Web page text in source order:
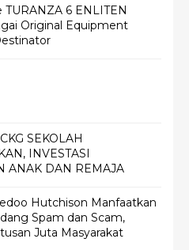
6 ENLITEN
Original Equipment
SEKOLAH
INVESTASI
ANAK DAN REMAJA
Hutchison Manfaatkan
Spam dan Scam,
Juta Masyarakat